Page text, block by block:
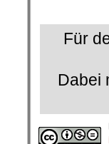
Für
Dabei